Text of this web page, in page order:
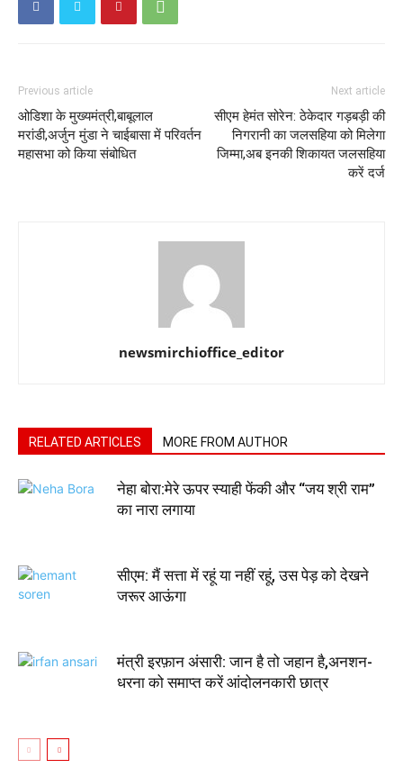
Previous article
ओडिशा के मुख्यमंत्री,बाबूलाल
मरांडी,अर्जुन मुंडा ने चाईबासा में परिवर्तन
महासभा को किया संबोधित
Next article
सीएम हेमंत सोरेन: ठेकेदार गड़बड़ी की
निगरानी का जलसहिया को मिलेगा
जिम्मा,अब इनकी शिकायत जलसहिया
करें दर्ज
newsmirchioffice_editor
RELATED ARTICLES MORE FROM AUTHOR
नेहा बोरा:मेरे ऊपर स्याही फेंकी और “जय श्री राम”
का नारा लगाया
सीएम: मैं सत्ता में रहूं या नहीं रहूं, उस पेड़ को देखने
जरूर आऊंगा
मंत्री इरफ़ान अंसारी: जान है तो जहान है,अनशन-
धरना को समाप्त करें आंदोलनकारी छात्र